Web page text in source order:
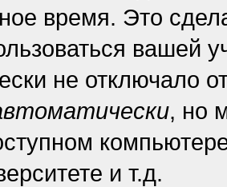
время. Это
вашей
не отключало
, но
и т.д.